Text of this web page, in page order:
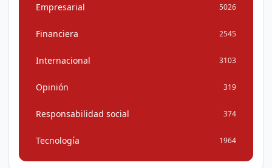
Empresarial 5026
Financiera 2545
Internacional 3103
Opinión 319
Responsabilidad social 374
Tecnología 1964